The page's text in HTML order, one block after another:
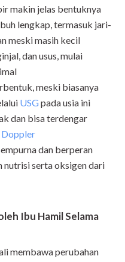
makin jelas bentuknya
lengkap, termasuk jari-
meski masih kecil
dan usus, mulai
meski biasanya
USGpada usia ini
dan bisa terdengar
Doppler
dan berperan
nutrisi serta oksigen dari
Ibu Hamil Selama
membawa perubahan